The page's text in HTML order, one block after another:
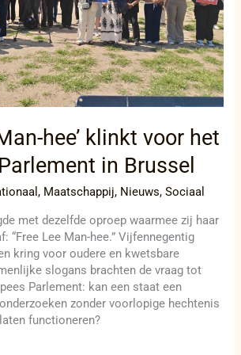
hee’ klinkt voor het
in Brussel
, Maatschappij, Nieuws,Sociaal
met dezelfde oproep waarmee zij haar
“Free Lee Man-hee.” Vijfennegentig
kring voor oudere en kwetsbare
slogans brachten de vraag tot
Parlement: kan een staat een
zonder voorlopige hechtenis
functioneren?